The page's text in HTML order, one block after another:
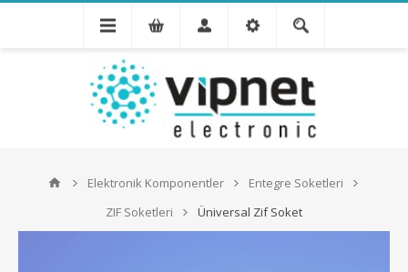
Elektronik Komponentler
Entegre Soketleri
ZIF Soketleri
Üniversal Zif Soket